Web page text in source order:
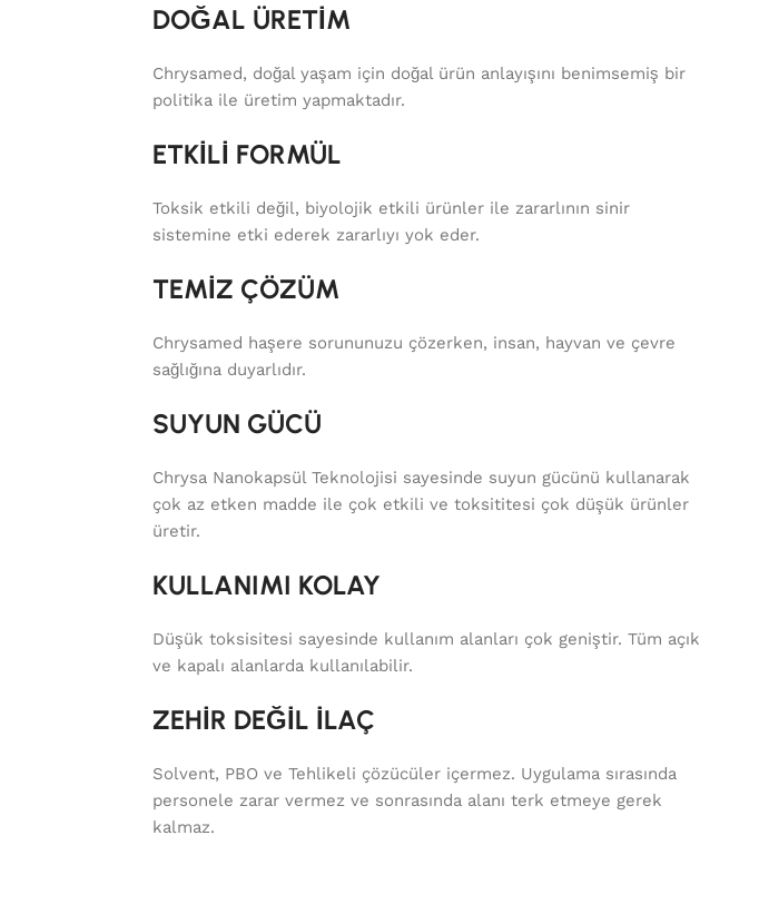
DOĞAL ÜRETİM
Chrysamed, doğal yaşam için doğal ürün anlayışını benimsemiş bir
politika ile üretim yapmaktadır.
ETKİLİ FORMÜL
Toksik etkili değil, biyolojik etkili ürünler ile zararlının sinir
sistemine etki ederek zararlıyı yok eder.
TEMİZ ÇÖZÜM
Chrysamed haşere sorununuzu çözerken, insan, hayvan ve çevre
sağlığına duyarlıdır.
SUYUN GÜCÜ
Chrysa Nanokapsül Teknolojisi sayesinde suyun gücünü kullanarak
çok az etken madde ile çok etkili ve toksititesi çok düşük ürünler
üretir.
KULLANIMI KOLAY
Düşük toksisitesi sayesinde kullanım alanları çok geniştir. Tüm açık
ve kapalı alanlarda kullanılabilir.
ZEHİR DEĞİL İLAÇ
Solvent, PBO ve Tehlikeli çözücüler içermez. Uygulama sırasında
personele zarar vermez ve sonrasında alanı terk etmeye gerek
kalmaz.